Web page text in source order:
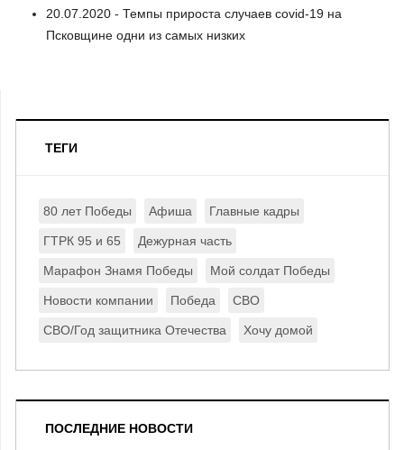
20.07.2020 - Темпы прироста случаев covid-19 на
Псковщине одни из самых низких
ТЕГИ
80 лет Победы Афиша Главные кадры
ГТРК 95 и 65 Дежурная часть
Марафон Знамя Победы Мой солдат Победы
Новости компании Победа СВО
СВО/Год защитника Отечества Хочу домой
ПОСЛЕДНИЕ НОВОСТИ